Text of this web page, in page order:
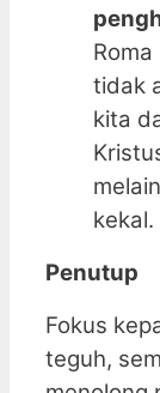
tidak
kita
kekal.
Penutup
Fokus
teguh,